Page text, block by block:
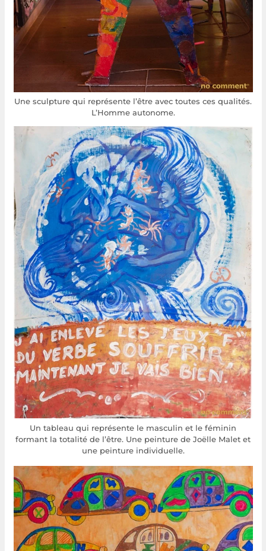
Une sculpture qui représente l’être avec toutes ces qualités.
L’Homme autonome.
Un tableau qui représente le masculin et le féminin
formant la totalité de l’être. Une peinture de Joëlle Malet et
une peinture individuelle.